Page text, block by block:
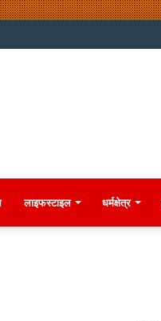
लाइफस्टाइल धर्मक्षेत्र